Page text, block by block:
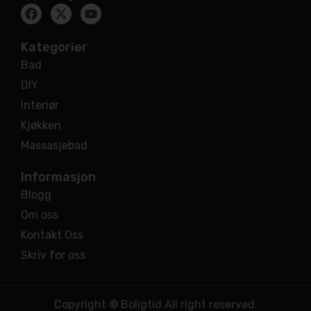
Kategorier
Bad
DIY
Interiør
Kjøkken
Massasjebad
Informasjon
Blogg
Om oss
Kontakt Oss
Skriv for oss
Copyright © Boligtid All right reserved.